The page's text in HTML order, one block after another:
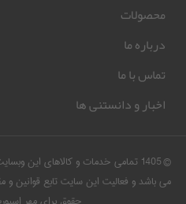
محصولات
درباره ما
تماس با ما
اخبار و دانستنی ها
© 1405 تمامی خدمات و کالاهای این
می باشد و فعالیت این سایت تابع قوانین